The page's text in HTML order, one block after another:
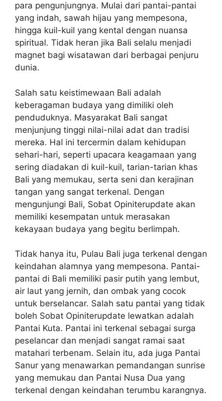
para pengunjungnya. Mulai dari pantai-pantai
yang indah, sawah hijau yang mempesona,
hingga kuil-kuil yang kental dengan nuansa
spiritual. Tidak heran jika Bali selalu menjadi
magnet bagi wisatawan dari berbagai penjuru
dunia.
Salah satu keistimewaan Bali adalah
keberagaman budaya yang dimiliki oleh
penduduknya. Masyarakat Bali sangat
menjunjung tinggi nilai-nilai adat dan tradisi
mereka. Hal ini tercermin dalam kehidupan
sehari-hari, seperti upacara keagamaan yang
sering diadakan di kuil-kuil, tarian-tarian khas
Bali yang memukau, serta seni dan kerajinan
tangan yang sangat terkenal. Dengan
mengunjungi Bali, Sobat Opiniterupdate akan
memiliki kesempatan untuk merasakan
kekayaan budaya yang begitu berlimpah.
Tidak hanya itu, Pulau Bali juga terkenal dengan
keindahan alamnya yang mempesona. Pantai-
pantai di Bali memiliki pasir putih yang lembut,
air laut yang jernih, dan ombak yang cocok
untuk berselancar. Salah satu pantai yang tidak
boleh Sobat Opiniterupdate lewatkan adalah
Pantai Kuta. Pantai ini terkenal sebagai surga
peselancar dan menjadi sangat ramai saat
matahari terbenam. Selain itu, ada juga Pantai
Sanur yang menawarkan pemandangan sunrise
yang memukau dan Pantai Nusa Dua yang
terkenal dengan keindahan terumbu karangnya.